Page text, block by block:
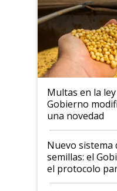
Multas en la
Gobierno
una novedad
Nuevo sistema
semillas: el
el protocolo
propiedad